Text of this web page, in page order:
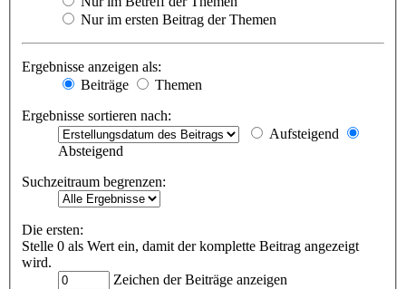
Nur im ersten Beitrag der Themen
Ergebnisse anzeigen als:
Beiträge
Themen
Ergebnisse sortieren nach:
Aufsteigend
Absteigend
Suchzeitraum begrenzen:
Die ersten:
Stelle 0 als Wert ein, damit der komplette Beitrag angezeigt
wird.
Zeichen der Beiträge anzeigen